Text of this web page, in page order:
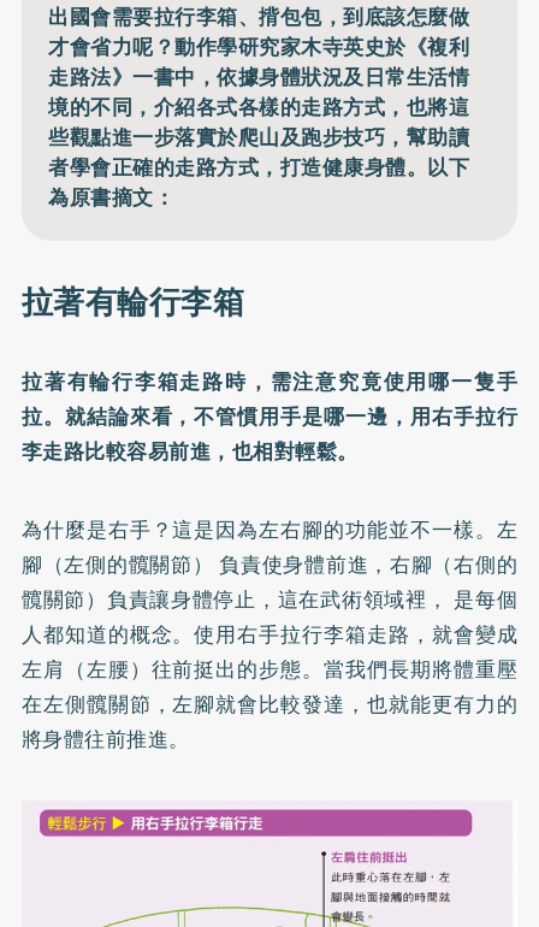
出國會需要拉行李箱、揹包包，到底該怎麼做
才會省力呢？動作學研究家木寺英史於《複利
走路法》一書中，依據身體狀況及日常生活情
境的不同，介紹各式各樣的走路方式，也將這
些觀點進一步落實於爬山及跑步技巧，幫助讀
者學會正確的走路方式，打造健康身體。以下
為原書摘文：
拉著有輪行李箱
拉著有輪行李箱走路時，需注意究竟使用哪一隻手
拉。就結論來看，不管慣用手是哪一邊，用右手拉行
李走路比較容易前進，也相對輕鬆。
為什麼是右手？這是因為左右腳的功能並不一樣。左
腳（左側的髖關節） 負責使身體前進，右腳（右側的
髖關節）負責讓身體停止，這在武術領域裡， 是每個
人都知道的概念。使用右手拉行李箱走路，就會變成
左肩（左腰）往前挺出的步態。當我們長期將體重壓
在左側髖關節，左腳就會比較發達，也就能更有力的
將身體往前推進。